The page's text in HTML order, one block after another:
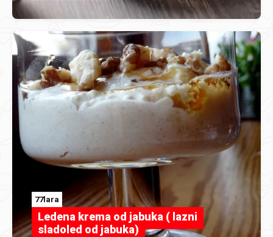
77lara
Ledena krema od jabuka ( lazni
sladoled od jabuka)